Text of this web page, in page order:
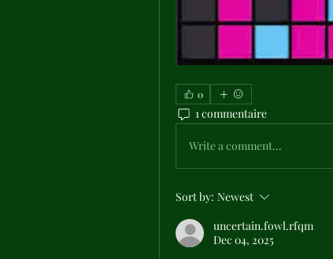
0
1 commentaire
Write a comment...
Sort by: Newest
uncertain.fowl.rfqm
Dec 04, 2025